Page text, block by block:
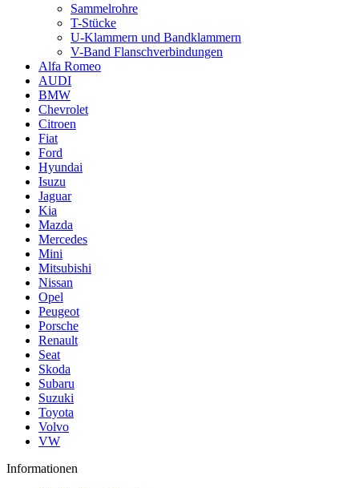
Sammelrohre
T-Stücke
U-Klammern und Bandklammern
V-Band Flanschverbindungen
Alfa Romeo
AUDI
BMW
Chevrolet
Citroen
Fiat
Ford
Hyundai
Isuzu
Jaguar
Kia
Mazda
Mercedes
Mini
Mitsubishi
Nissan
Opel
Peugeot
Porsche
Renault
Seat
Skoda
Subaru
Suzuki
Toyota
Volvo
VW
Informationen